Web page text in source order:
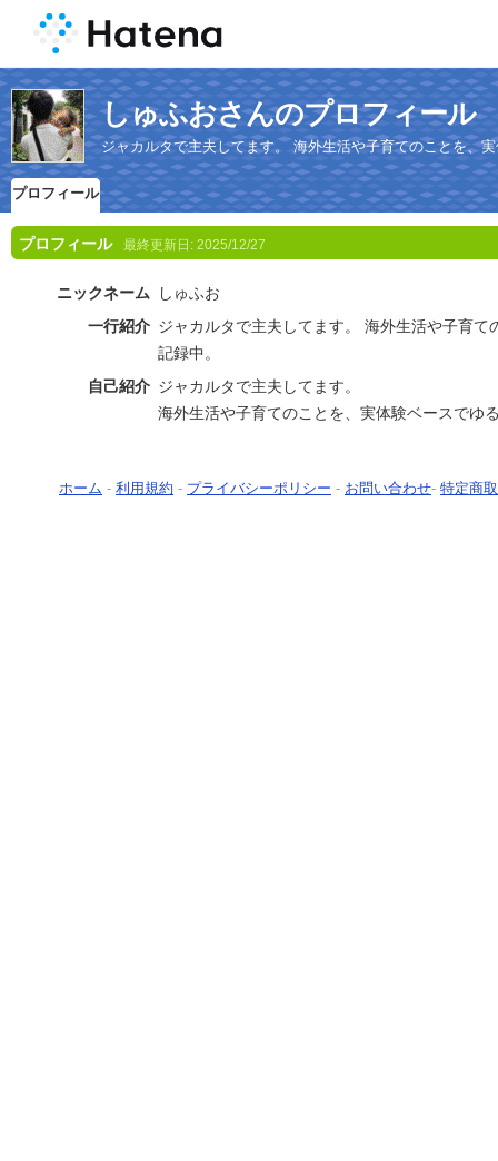
しゅふおさんのプロフィール
ジャカルタで主夫してます。 海外生活や子育てのことを、
プロフィール
プロフィール 最終更新日: 2025/12/27
ニックネーム
しゅふお
一行紹介 ジャカルタで主夫してます。 海外生活や子育て
記録中。
自己紹介 ジャカルタで主夫してます。
海外生活や子育てのことを、実体験ベースでゆ
ホーム - 利用規約 - プライバシーポリシー - お問い合わせ- 特定商